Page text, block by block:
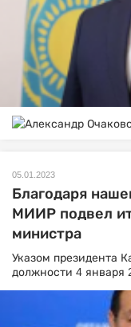
05.01.2023
Благодаря
МИИР подвел
министра
Указом президента
должности 4 января